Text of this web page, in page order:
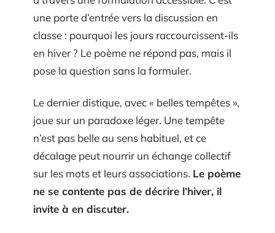
une porte d’entrée vers la discussion en
classe : pourquoi les jours raccourcissent-ils
en hiver ? Le poème ne répond pas, mais il
pose la question sans la formuler.
Le dernier distique, avec « belles tempêtes »,
joue sur un paradoxe léger. Une tempête
n’est pas belle au sens habituel, et ce
décalage peut nourrir un échange collectif
sur les mots et leurs associations. Le poème
ne se contente pas de décrire l’hiver, il
invite à en discuter.